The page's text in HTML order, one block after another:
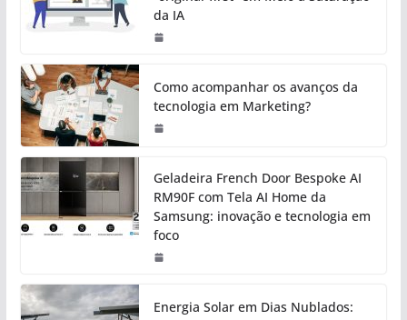
da IA
Como acompanhar os avanços da
tecnologia em Marketing?
Geladeira French Door Bespoke AI
RM90F com Tela AI Home da
Samsung: inovação e tecnologia em
foco
Energia Solar em Dias Nublados: